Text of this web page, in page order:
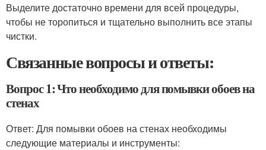
Выделите достаточно времени для всей процедуры,
чтобы не торопиться и тщательно выполнить все этапы
чистки.
Связанные вопросы и ответы:
Вопрос 1: Что необходимо для помывки обоев на
стенах
Ответ: Для помывки обоев на стенах необходимы
следующие материалы и инструменты: